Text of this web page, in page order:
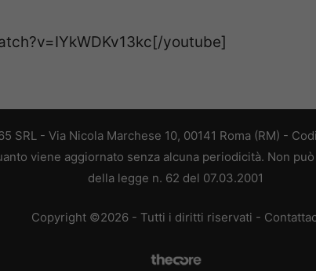
youtube]
SRL - Via Nicola Marchese 10, 00141 Roma (RM) -
viene aggiornato senza alcuna periodicità. Non
della legge n. 62 del 07.03.2001
Copyright ©2026 - Tutti i diritti riservati -